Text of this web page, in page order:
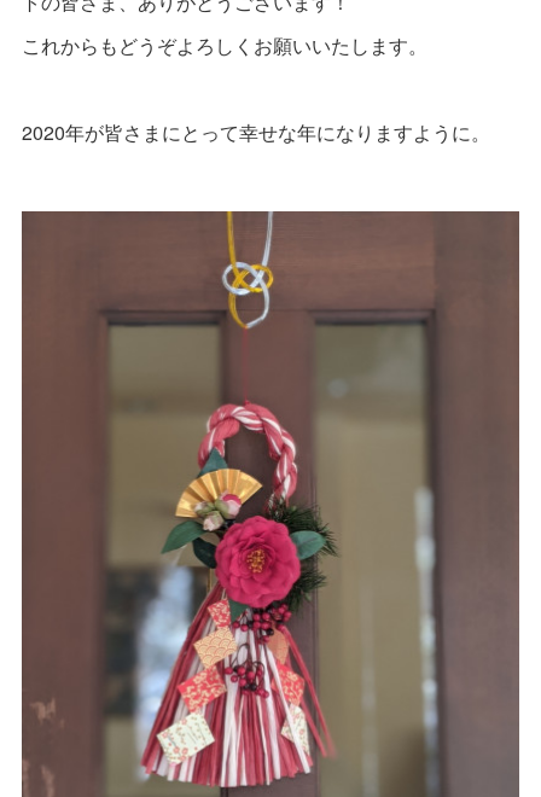
これからもどうぞよろしくお願いいたします。
2020年が皆さまにとって幸せな年になりますように。